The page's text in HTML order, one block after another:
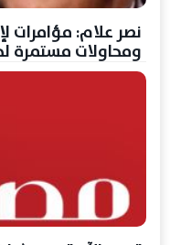
نصر علام: مؤامرات
ومحاولات مستمرة